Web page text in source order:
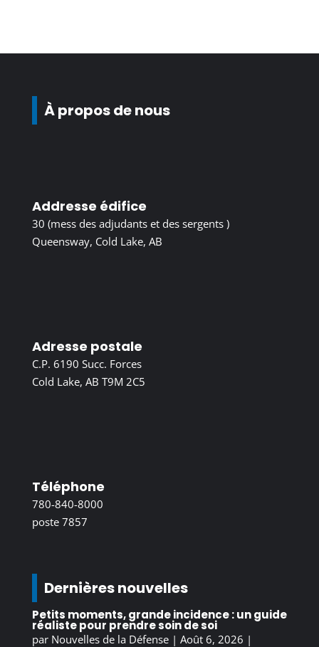
À propos de nous
Addresse édifice
30 (mess des adjudants et des sergents )
Queensway, Cold Lake, AB
Adresse postale
C.P. 6190 Succ. Forces
Cold Lake, AB T9M 2C5
Téléphone
780-840-8000
poste 7857
Dernières nouvelles
Petits moments, grande incidence : un guide
réaliste pour prendre soin de soi
par Nouvelles de la Défense| Août 6, 2026 |